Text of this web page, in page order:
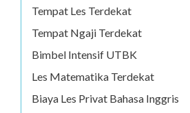
Tempat Les Terdekat
Tempat Ngaji Terdekat
Bimbel Intensif UTBK
Les Matematika Terdekat
Biaya Les Privat Bahasa Inggris